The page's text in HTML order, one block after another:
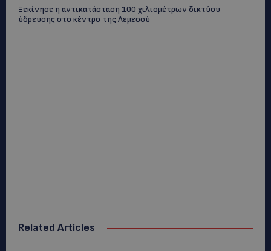
Ξεκίνησε η αντικατάσταση 100 χιλιομέτρων δικτύου
ύδρευσης στο κέντρο της Λεμεσού
Related Articles